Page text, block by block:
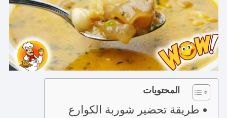
المحتويات
طريقة تحضير شوربة الكوارع